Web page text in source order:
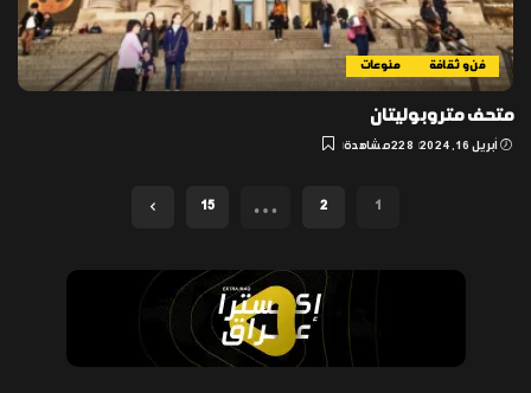
فن و ثقافة منوعات
متحف متروبوليتان
أبريل 16, 2024 228 مشاهدة
1
2
…
15